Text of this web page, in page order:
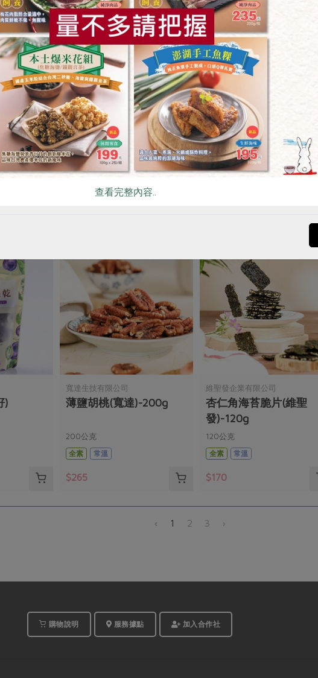
臺灣可果美股份有限公司
奧納芮有機紅葡萄汁
295 毫升
常溫
看天田友善農食有限公司
有機冷凍鹽味毛豆(看天
)
寬達生技有限公司
薄鹽胡桃(寬達)-200g
200公克
全素
常溫
$265
維聖發企業有限公司
杏仁角海苔脆片(維聖
發)-120g
120公克
全素
常溫
$170
‹ 1 2 3 ›
購物說明 服務據點 加入合作社
RPET 食譜 減硝酸鹽 雞蛋 食安 共同購買
查看完整內容..